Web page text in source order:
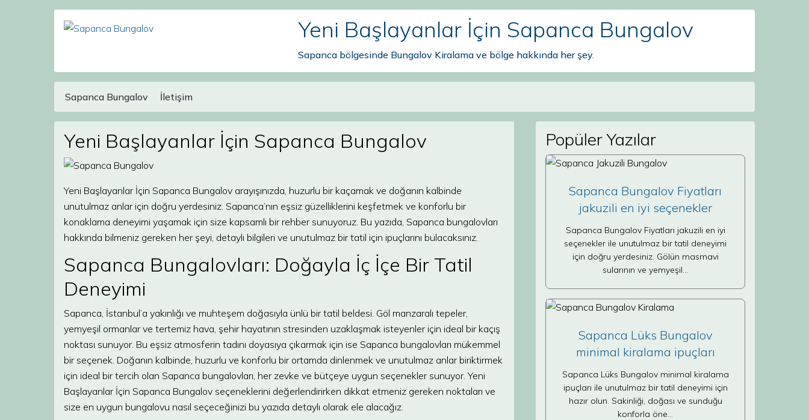
Yeni Başlayanlar İçin Sapanca Bungalov
Sapanca bölgesinde Bungalov Kiralama ve bölge hakkında her şey.
Main Navigation
Sapanca Bungalov İletişim
Yeni Başlayanlar İçin Sapanca Bungalov
Yeni Başlayanlar İçin Sapanca Bungalov arayışınızda, huzurlu bir kaçamak ve doğanın kalbinde
unutulmaz anlar için doğru yerdesiniz. Sapanca’nın eşsiz güzelliklerini keşfetmek ve konforlu bir
konaklama deneyimi yaşamak için size kapsamlı bir rehber sunuyoruz. Bu yazıda, Sapanca bungalovları
hakkında bilmeniz gereken her şeyi, detaylı bilgileri ve unutulmaz bir tatil için ipuçlarını bulacaksınız.
Sapanca Bungalovları: Doğayla İç İçe Bir Tatil
Deneyimi
Sapanca, İstanbul’a yakınlığı ve muhteşem doğasıyla ünlü bir tatil beldesi. Göl manzaralı tepeler,
yemyeşil ormanlar ve tertemiz hava, şehir hayatının stresinden uzaklaşmak isteyenler için ideal bir kaçış
noktası sunuyor. Bu eşsiz atmosferin tadını doyasıya çıkarmak için ise Sapanca bungalovları mükemmel
bir seçenek. Doğanın kalbinde, huzurlu ve konforlu bir ortamda dinlenmek ve unutulmaz anlar biriktirmek
için ideal bir tercih olan Sapanca bungalovları, her zevke ve bütçeye uygun seçenekler sunuyor. Yeni
Başlayanlar İçin Sapanca Bungalov seçeneklerini değerlendirirken dikkat etmeniz gereken noktaları ve
size en uygun bungalovu nasıl seçeceğinizi bu yazıda detaylı olarak ele alacağız.
Popüler Yazılar
Sapanca Bungalov Fiyatları
jakuzili en iyi seçenekler
Sapanca Bungalov Fiyatları jakuzili en iyi
seçenekler ile unutulmaz bir tatil deneyimi
için doğru yerdesiniz. Gölün masmavi
sularının ve yemyeşil…
Sapanca Lüks Bungalov
minimal kiralama ipuçları
Sapanca Lüks Bungalov minimal kiralama
ipuçları ile unutulmaz bir tatil deneyimi için
hazır olun. Sakinliği, doğası ve sunduğu
konforla öne…